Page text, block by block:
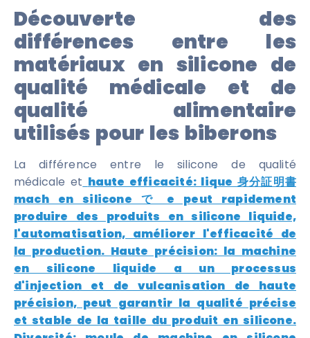
Découverte des
différences entre les
matériaux en silicone de
qualité médicale et de
qualité alimentaire
utilisés pour les biberons
La différence entre le silicone de qualité
médicale et haute efficacité: lique 身分証明書
mach en silicone で e peut rapidement
produire des produits en silicone liquide,
l'automatisation, améliorer l'efficacité de
la production. Haute précision: la machine
en silicone liquide a un processus
d'injection et de vulcanisation de haute
précision, peut garantir la qualité précise
et stable de la taille du produit en silicone.